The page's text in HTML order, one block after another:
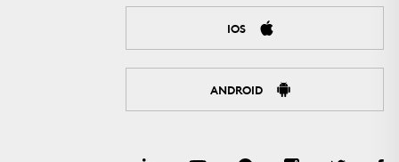
IOS
ANDROID